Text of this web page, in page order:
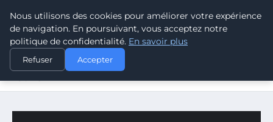
CLIMATE GUARDIAN
ACCUEIL
CHANGEMENTS CLIMATIQUES
RÉALISER UN BILAN CARBONE DANS LE SECTEUR DU
Nous utilisons des cookies pour améliorer votre expérience
de navigation. En poursuivant, vous acceptez notre
politique de confidentialité. En savoir plus
Refuser Accepter